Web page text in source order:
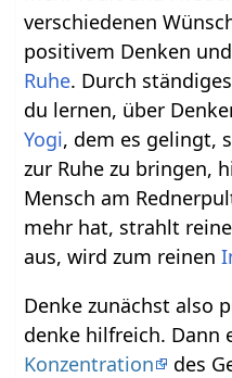
verschiedenen
positivem Denken
Ruhe. Durch
du lernen, über
Yogi, dem es gelingt,
zur Ruhe zu bringen,
Mensch am
mehr hat, strahlt
aus, wird zum reinen
Denke zunächst also
denke hilfreich. Dann
Konzentration
des